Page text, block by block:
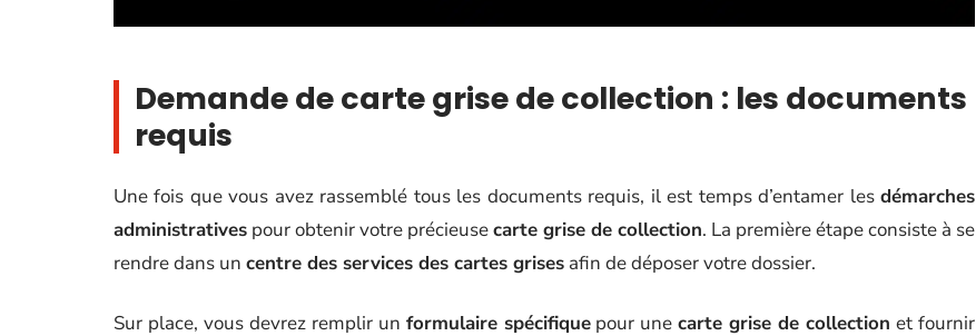
Demande de carte grise de collection : les documents
requis
Une fois que vous avez rassemblé tous les documents requis, il est temps d’entamer les démarches
administratives pour obtenir votre précieusecarte grise de collection. La première étape consiste à se
rendre dans un centre des services des cartes grises afin de déposer votre dossier.
Sur place, vous devrez remplir un formulaire spécifiquepour unecarte grise de collection et fournir